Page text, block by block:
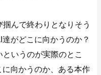
んで終わりとなりそう
がどこに向かうのか？
いうのが実際のとこ
向かうのか、ある本作